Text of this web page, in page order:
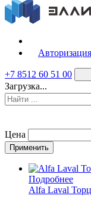
Авторизация
+7 8512 60 51 00
Загрузка...
Цена
Применить
Подробнее
Alfa Laval